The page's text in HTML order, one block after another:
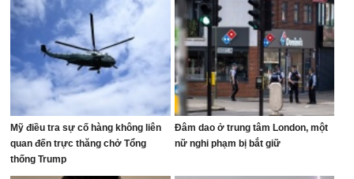
Mỹ điều tra sự cố hàng không liên
quan đến trực thăng chở Tổng
thống Trump
Đâm dao ở trung tâm London, một
nữ nghi phạm bị bắt giữ